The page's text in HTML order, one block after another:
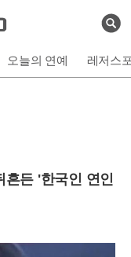
검
오늘의 연예 레저스
든 '한국인 연인